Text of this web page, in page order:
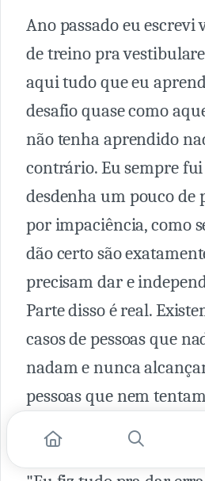
Ano passado eu escrevi
de treino pra
aqui tudo que eu
desafio quase como
não tenha aprendido
contrário. Eu sempre fui
desdenha um pouco de
por impaciência, como
dão certo são
precisam dar e
Parte disso é real.
casos de pessoas que
nadam e nunca
pessoas que nem
muito. O Zeca
vídeo uns tempos atrás